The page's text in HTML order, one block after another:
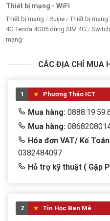
Tránh che khe tản nhiệt
Không để máy nơi ẩm ướt
5440
Laptop Dell Inspiron 14
không?
→ Có. Đây là
Màn hình 2K có khác gì
→ Hình ảnh sắc nét hơn,
Máy có phù hợp cho
→ Rất phù hợp: gọn nhẹ,
Thiết bị mạng - WiFi
Thiết bị mạng Ruijie Thiết bị mạng
4G Tenda 4G05 dùng SIM 4G
mạng
CÁC ĐỊA CHỈ MUA
1 Phương Thảo ICT
Mua hàng:
Mua hàng:
Hóa đơn VAT/ Kế
0382484097
Hỗ trợ kỹ thuật ( Gặp
2 Tin Học Ban Mê